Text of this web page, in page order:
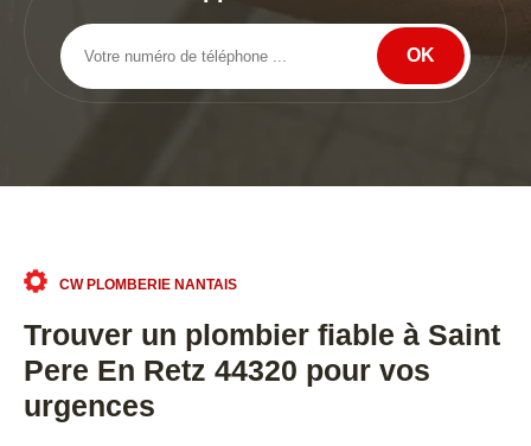
CW PLOMBERIE NANTAIS
Trouver un plombier fiable à Saint
Pere En Retz 44320 pour vos
urgences